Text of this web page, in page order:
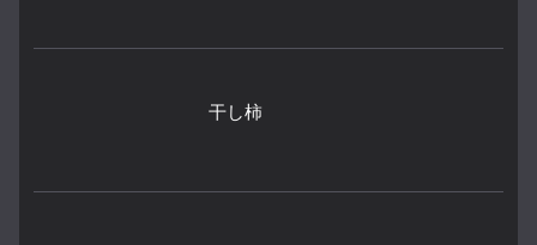
干し柿